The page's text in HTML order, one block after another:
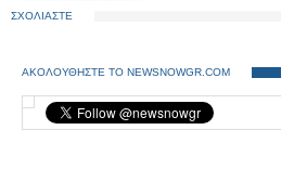
ΣΧΟΛΙΑΣΤΕ
ΑΚΟΛΟΥΘΗΣΤΕ ΤΟ NEWSNOWGR.COM